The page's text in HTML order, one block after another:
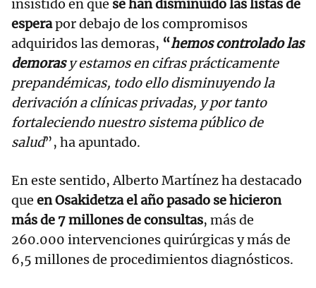
insistido en que se han disminuido las listas de
esperapor debajo de los compromisos
adquiridos las demoras, “hemos controlado las
demorasy estamos en cifras prácticamente
prepandémicas, todo ello disminuyendo la
derivación a clínicas privadas, y por tanto
fortaleciendo nuestro sistema público de
salud”, ha apuntado.
En este sentido, Alberto Martínez ha destacado
que en Osakidetza el año pasado se hicieron
más de 7 millones de consultas, más de
260.000 intervenciones quirúrgicas y más de
6,5 millones de procedimientos diagnósticos.